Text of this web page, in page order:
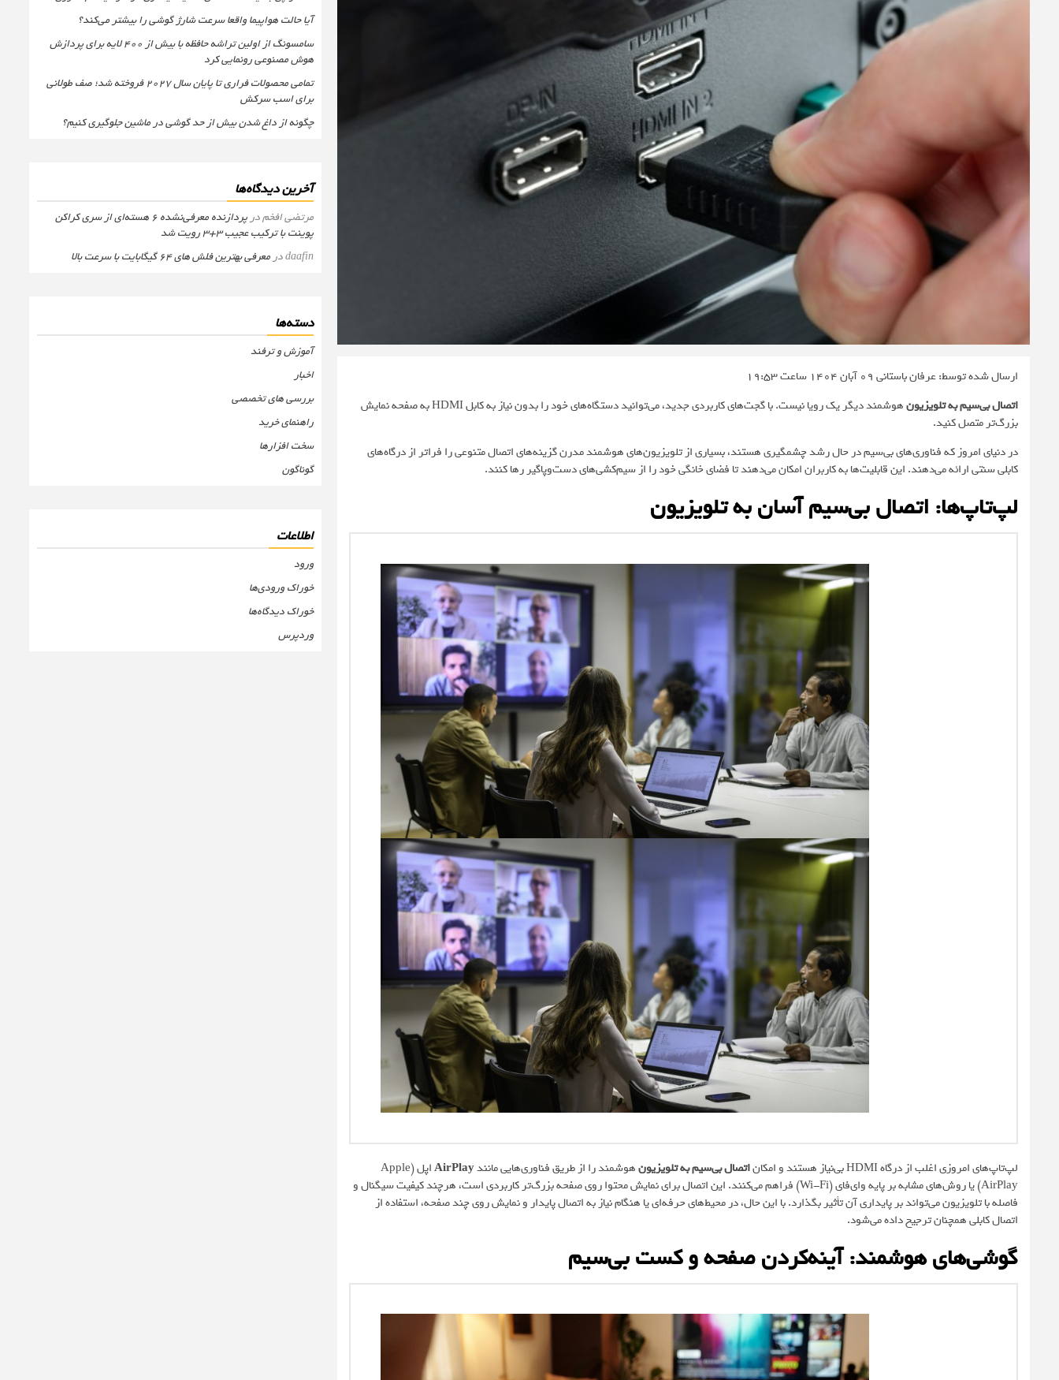
ارسال شده توسط: عرفان باستانی 09 آبان 1404 ساعت 19:53
اتصال بی‌سیم به تلویزیون
هوشمند دیگر یک رویا نیست. با گجت‌های کاربردی جدید، می‌توانید دستگاه‌های خود را بدون نیاز به کابل HDMI به صفحه نمایش
بزرگ‌تر متصل کنید.
در دنیای امروز که فناوری‌های بی‌سیم در حال رشد چشمگیری هستند، بسیاری از تلویزیون‌های هوشمند مدرن گزینه‌های اتصال متنوعی را فراتر از درگاه‌های
کابلی سنتی ارائه می‌دهند. این قابلیت‌ها به کاربران امکان می‌دهند تا فضای خانگی خود را از سیم‌کشی‌های دست‌وپاگیر رها کنند.
لپ‌تاپ‌ها: اتصال بی‌سیم آسان به تلویزیون
لپ‌تاپ‌های امروزی اغلب از درگاه HDMI بی‌نیاز هستند و امکان اتصال بی‌سیم به تلویزیونهوشمند را از طریق فناوری‌هایی مانندAirPlay
اپل (Apple
AirPlay) یا روش‌های مشابه بر پایه وای‌فای (Wi-Fi) فراهم می‌کنند. این اتصال برای نمایش محتوا روی صفحه بزرگ‌تر کاربردی است، هرچند کیفیت سیگنال و
فاصله با تلویزیون می‌تواند بر پایداری آن تأثیر بگذارد. با این حال، در محیط‌های حرفه‌ای یا هنگام نیاز به اتصال پایدار و نمایش روی چند صفحه، استفاده از
اتصال کابلی همچنان ترجیح داده می‌شود.
گوشی‌های هوشمند: آینه‌کردن صفحه و کست بی‌سیم
آیا حالت هواپیما واقعا سرعت شارژ گوشی را بیشتر می‌کند؟
سامسونگ از اولین تراشه حافظه با بیش از ۴۰۰ لایه برای پردازش
هوش مصنوعی رونمایی کرد
تمامی محصولات فراری تا پایان سال ۲۰۲۷ فروخته شد؛ صف طولانی
برای اسب سرکش
چگونه از داغ شدن بیش از حد گوشی در ماشین جلوگیری کنیم؟
آخرین دیدگاه‌ها
مرتضی افخمدر
پردازنده معرفی‌نشده 6 هسته‌ای از سری کراکن
پوینت با ترکیب عجیب 3+3 رویت شد
daafinدرمعرفی بهترین فلش های 64 گیگابایت با سرعت بالا
دسته‌ها
آموزش و ترفند
اخبار
بررسی های تخصصی
راهنمای خرید
سخت افزارها
گوناگون
اطلاعات
ورود
خوراک ورودی‌ها
خوراک دیدگاه‌ها
وردپرس